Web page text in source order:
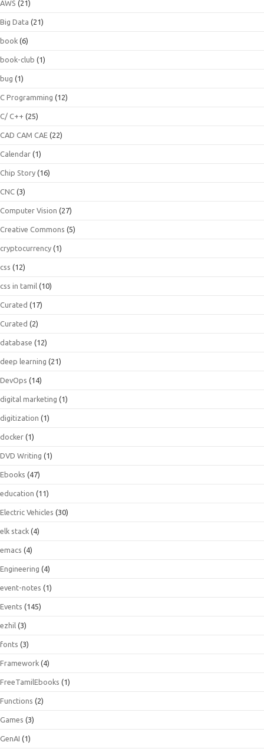
AWS (21)
Big Data (21)
book (6)
book-club (1)
bug (1)
C Programming (12)
C/ C++ (25)
CAD CAM CAE (22)
Calendar (1)
Chip Story (16)
CNC (3)
Computer Vision (27)
Creative Commons (5)
cryptocurrency (1)
css (12)
css in tamil (10)
Curated (17)
Curated (2)
database (12)
deep learning (21)
DevOps (14)
digital marketing (1)
digitization (1)
docker (1)
DVD Writing (1)
Ebooks (47)
education (11)
Electric Vehicles (30)
elk stack (4)
emacs (4)
Engineering (4)
event-notes (1)
Events (145)
ezhil (3)
fonts (3)
Framework (4)
FreeTamilEbooks (1)
Functions (2)
Games (3)
GenAI (1)